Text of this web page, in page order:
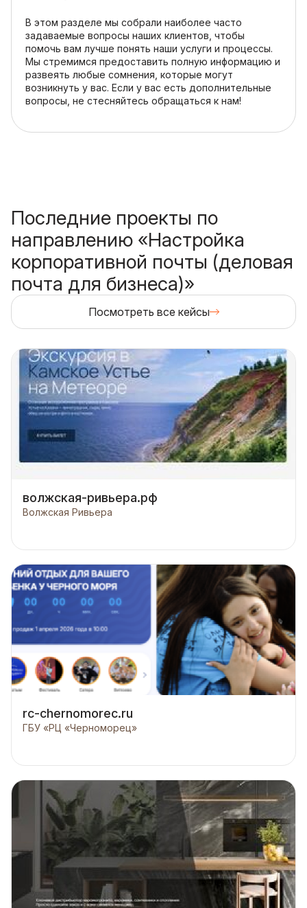
В этом разделе мы собрали наиболее часто
задаваемые вопросы наших клиентов, чтобы
помочь вам лучше понять наши услуги и процессы.
Мы стремимся предоставить полную информацию и
развеять любые сомнения, которые могут
возникнуть у вас. Если у вас есть дополнительные
вопросы, не стесняйтесь обращаться к нам!
Последние проекты по
направлению «Настройка
корпоративной почты (деловая
почта для бизнеса)»
Посмотреть все кейсы
волжская-ривьера.рф
Волжская Ривьера
rc-chernomorec.ru
ГБУ «РЦ «Черноморец»